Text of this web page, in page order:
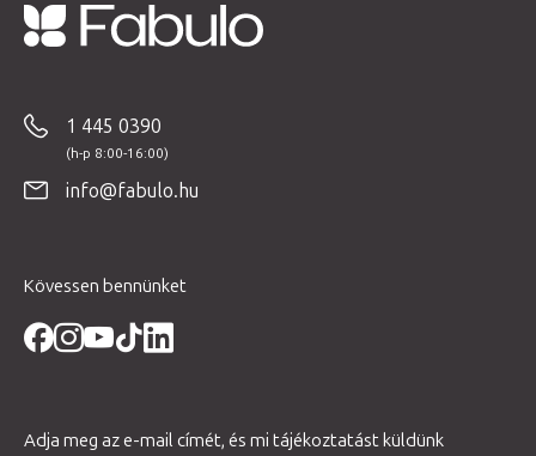
1 445 0390
info@fabulo.hu
Kövessen bennünket
Adja meg az e-mail címét, és mi tájékoztatást küldünk